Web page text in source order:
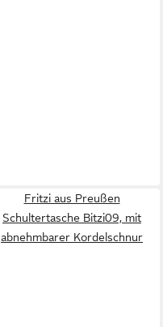
Fritzi aus Preußen
Schultertasche Bitzi09, mit
abnehmbarer Kordelschnur